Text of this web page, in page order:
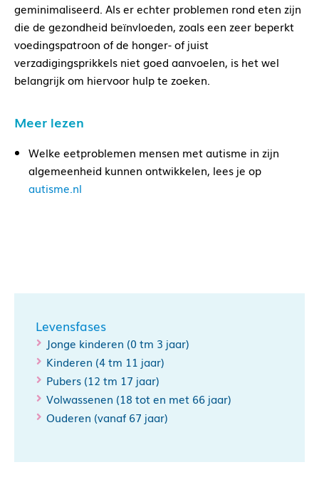
geminimaliseerd. Als er echter problemen rond eten zijn
die de gezondheid beïnvloeden, zoals een zeer beperkt
voedingspatroon of de honger- of juist
verzadigingsprikkels niet goed aanvoelen, is het wel
belangrijk om hiervoor hulp te zoeken.
Meer lezen
Welke eetproblemen mensen met autisme in zijn
algemeenheid kunnen ontwikkelen, lees je op
autisme.nl
Levensfases
Jonge kinderen (0 tm 3 jaar)
Kinderen (4 tm 11 jaar)
Pubers (12 tm 17 jaar)
Volwassenen (18 tot en met 66 jaar)
Ouderen (vanaf 67 jaar)